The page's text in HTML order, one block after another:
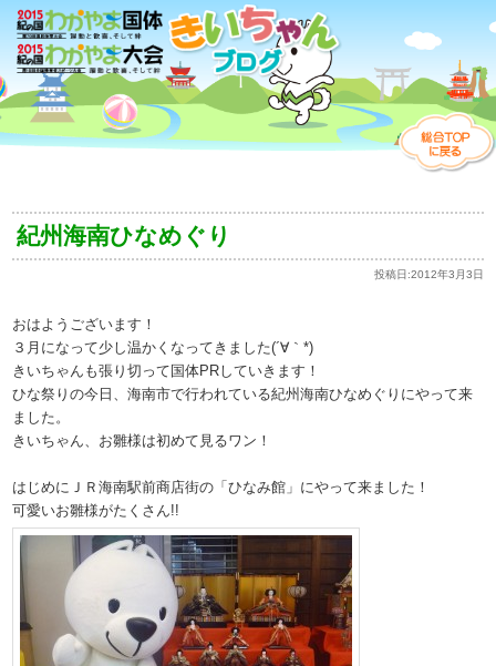
紀州海南ひなめぐり
投稿日:2012年3月3日
おはようございます！
３月になって少し温かくなってきました(´∀｀*)
きいちゃんも張り切って国体PRしていきます！
ひな祭りの今日、海南市で行われている紀州海南ひなめぐりにやって来
ました。
きいちゃん、お雛様は初めて見るワン！
はじめにＪＲ海南駅前商店街の「ひなみ館」にやって来ました！
可愛いお雛様がたくさん!!